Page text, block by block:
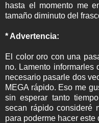
hasta el momento me
tamaño diminuto del
* Advertencia:
El color oro con una
no. Lamento informarles
necesario pasarle dos
MEGA rápido. Eso me
sin esperar tanto
secan rápido consideré
para poderme hacer este